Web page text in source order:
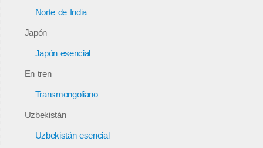
Norte de India
Japón
Japón esencial
En tren
Transmongoliano
Uzbekistán
Uzbekistán esencial